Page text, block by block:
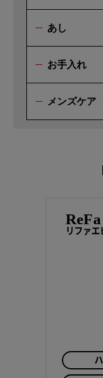
あし
お手入れ
メンズケア
リファエ